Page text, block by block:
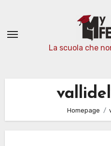
contenuto
La scuola che
Homepage